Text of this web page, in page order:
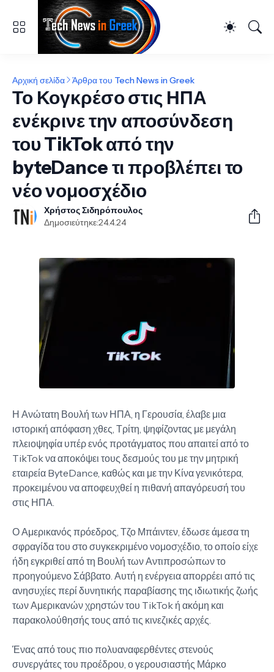
Αρχική σελίδα Άρθρα του Tech News in Greek
Το Κογκρέσο στις ΗΠΑ
ενέκρινε την αποσύνδεση
του TikTok από την
byteDance τι προβλέπει το
νέο νομοσχέδιο
Χρήστος Σιδηρόπουλος
Δημοσιεύτηκε:24.4.24
Η Ανώτατη Βουλή των ΗΠΑ, η Γερουσία, έλαβε μια
ιστορική απόφαση χθες, Τρίτη, ψηφίζοντας με μεγάλη
πλειοψηφία υπέρ ενός προτάγματος που απαιτεί από το
TikTok να αποκόψει τους δεσμούς του με την μητρική
εταιρεία ByteDance, καθώς και με την Κίνα γενικότερα,
προκειμένου να αποφευχθεί η πιθανή απαγόρευσή του
στις ΗΠΑ.
Ο Αμερικανός πρόεδρος, Τζο Μπάιντεν, έδωσε άμεσα τη
σφραγίδα του στο συγκεκριμένο νομοσχέδιο, το οποίο είχε
ήδη εγκριθεί από τη Βουλή των Αντιπροσώπων το
προηγούμενο Σάββατο. Αυτή η ενέργεια απορρέει από τις
ανησυχίες περί δυνητικής παραβίασης της ιδιωτικής ζωής
των Αμερικανών χρηστών του TikTok ή ακόμη και
παρακολούθησής τους από τις κινεζικές αρχές.
Ένας από τους πιο πολυαναφερθέντες στενούς
συνεργάτες του προέδρου, ο γερουσιαστής Μάρκο